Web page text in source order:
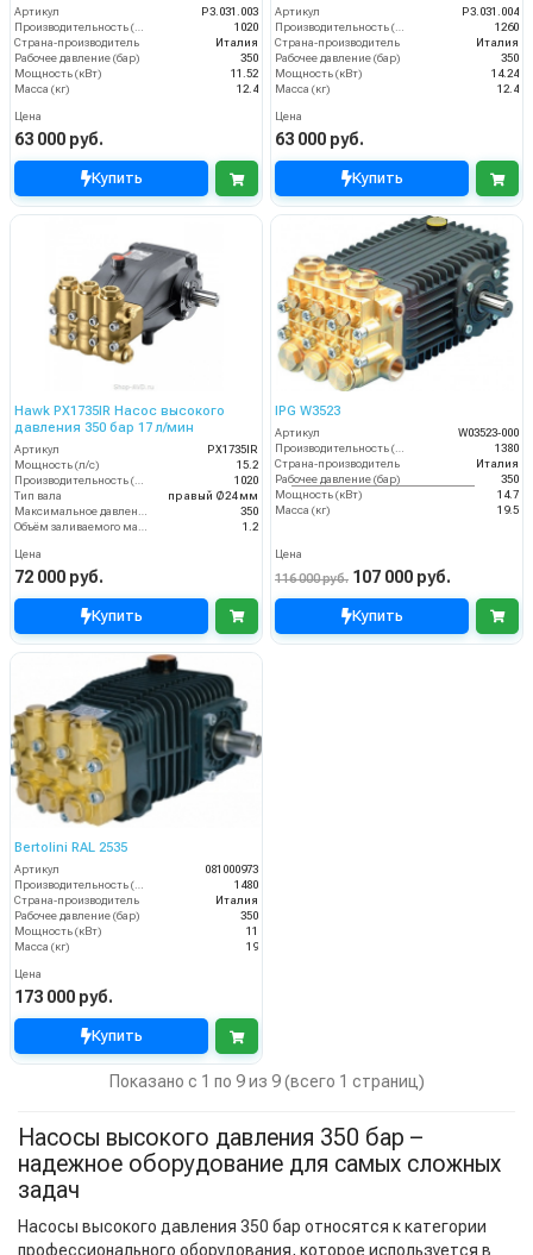
Артикул
P3.031.003
Производительность (л/ч)
1020
Страна-производитель
Италия
Рабочее давление (бар)
350
Мощность (кВт)
11.52
Масса (кг)
12.4
Цена
63 000 руб.
Купить
Артикул
P3.031.004
Производительность (л/ч)
1260
Страна-производитель
Италия
Рабочее давление (бар)
350
Мощность (кВт)
14.24
Масса (кг)
12.4
Цена
63 000 руб.
Купить
Hawk PX1735IR Насос высокого
давления 350 бар 17 л/мин
Артикул
PX1735IR
Мощность (л/с)
15.2
1020
Тип вала
правый Ø24 мм
350
1.2
Цена
72 000 руб.
Купить
IPG W3523
Артикул
W03523-000
1380
Страна-производитель
Италия
Рабочее давление (бар)
350
Мощность (кВт)
14.7
Масса (кг)
19.5
Цена
116 000 руб. 107 000 руб.
Купить
Bertolini RAL 2535
Артикул
081000973
Производительность (л/ч)
1480
Страна-производитель
Италия
Рабочее давление (бар)
350
Мощность (кВт)
11
Масса (кг)
19
Цена
173 000 руб.
Купить
Показано с 1 по 9 из 9 (всего 1 страниц)
Насосы высокого давления 350 бар –
надежное оборудование для самых сложных
задач
Насосы высокого давления 350 бар относятся к категории
профессионального оборудования, которое используется в